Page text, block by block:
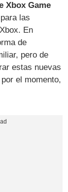
Xbox Game
para las
En
de
pero de
estas nuevas
el momento,